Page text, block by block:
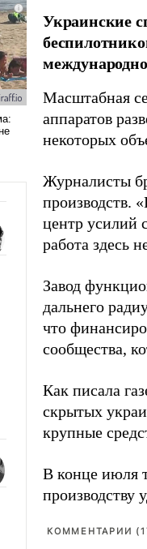
Украинские
Масштабная
аппаратов
некоторых
Журналисты
производств.
центр усилий
работа здесь
Завод
дальнего
что
сообщества,
Как писала
скрытых
крупные
В конце июля
производству
КОММЕНТАРИИ